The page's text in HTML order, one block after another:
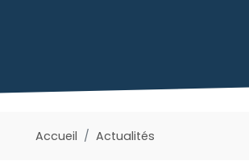
Accueil Actualités